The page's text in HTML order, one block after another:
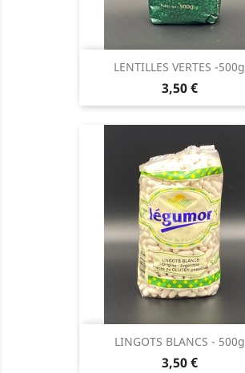
LENTILLES VERTES -500g
Prix
3,50 €
LINGOTS BLANCS - 500g
Prix
3,50 €